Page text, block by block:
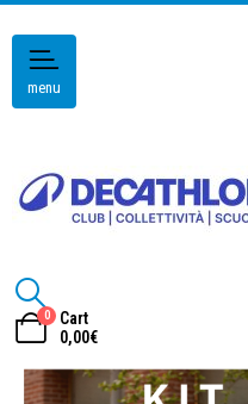
menu
0
Cart
0,00€